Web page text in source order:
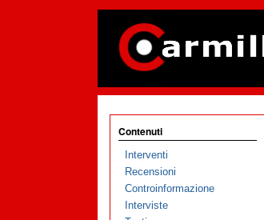
Contenuti
Interventi
Recensioni
Controinformazione
Interviste